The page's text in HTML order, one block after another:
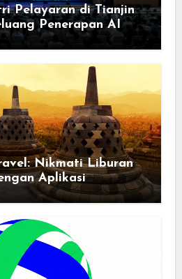
Pelayaran di Tianjin
Penerapan AI
Nikmati Liburan
Aplikasi